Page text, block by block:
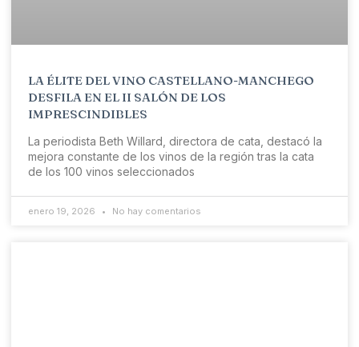
LA ÉLITE DEL VINO CASTELLANO-MANCHEGO
DESFILA EN EL II SALÓN DE LOS
IMPRESCINDIBLES
La periodista Beth Willard, directora de cata, destacó la
mejora constante de los vinos de la región tras la cata
de los 100 vinos seleccionados
enero 19, 2026 No hay comentarios